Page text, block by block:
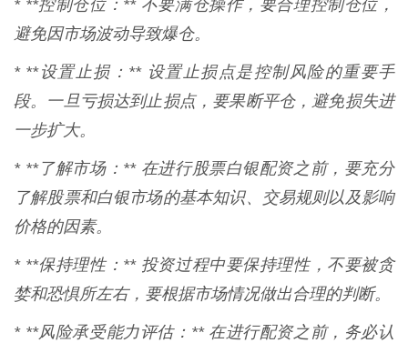
* **控制仓位：** 不要满仓操作，要合理控制仓位，
避免因市场波动导致爆仓。
* **设置止损：** 设置止损点是控制风险的重要手
段。一旦亏损达到止损点，要果断平仓，避免损失进
一步扩大。
* **了解市场：** 在进行股票白银配资之前，要充分
了解股票和白银市场的基本知识、交易规则以及影响
价格的因素。
* **保持理性：** 投资过程中要保持理性，不要被贪
婪和恐惧所左右，要根据市场情况做出合理的判断。
* **风险承受能力评估：** 在进行配资之前，务必认